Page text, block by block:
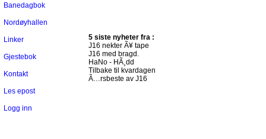
Banedagbok
Nordøyhallen
Linker
Gjestebok
Kontakt
Les epost
Logg inn
5 siste nyheter fra :
J16 nekter Ã¥ tape
J16 med bragd.
HaNo - HÃ¸dd
Tilbake til kvardagen
Ã…rsbeste av J16